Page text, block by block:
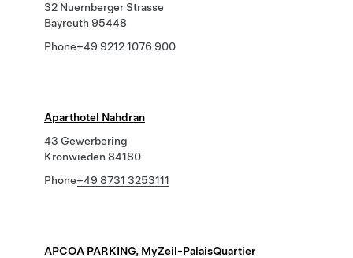
32 Nuernberger Strasse
Bayreuth 95448
Phone+49 9212 1076 900
Aparthotel Nahdran
43 Gewerbering
Kronwieden 84180
Phone+49 8731 3253111
APCOA PARKING, MyZeil-PalaisQuartier